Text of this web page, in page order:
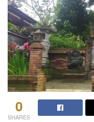
0
SHARES